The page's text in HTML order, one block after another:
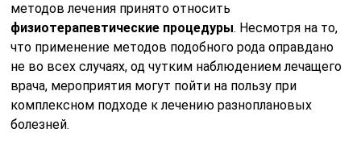
методов лечения принято относить
физиотерапевтические процедуры. Несмотря на то,
что применение методов подобного рода оправдано
не во всех случаях, од чутким наблюдением лечащего
врача, мероприятия могут пойти на пользу при
комплексном подходе к лечению разноплановых
болезней.